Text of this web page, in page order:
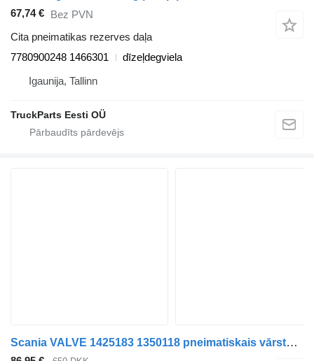
67,74 € Bez PVN
Cita pneimatikas rezerves daļa
7780900248 1466301
dīzeļdegviela
Igaunija, Tallinn
TruckParts Eesti OÜ
Scania VALVE 1425183 1350118 pneimatiskais vārsts paredzēts kravas automašīnas